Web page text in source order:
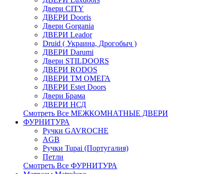
Двери CITY
ДВЕРИ Dooris
Двери Gorgania
ДВЕРИ Leador
Druid ( Украина, Дрогобыч )
ДВЕРИ Darumi
Двери STILDOORS
ДВЕРИ RODOS
ДВЕРИ ТМ ОМЕГА
ДВЕРИ Estet Doors
Двери Брама
ДВЕРИ НСД
Смотреть Все МЕЖКОМНАТНЫЕ ДВЕРИ
ФУРНИТУРА
Ручки GAVROCHE
AGB
Ручки Tupai (Португалия)
Петли
Смотреть Все ФУРНИТУРА